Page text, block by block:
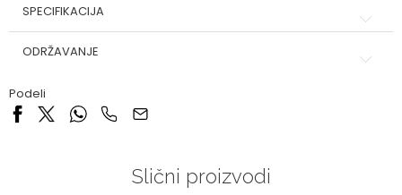
SPECIFIKACIJA
ODRŽAVANJE
Podeli
Slični proizvodi